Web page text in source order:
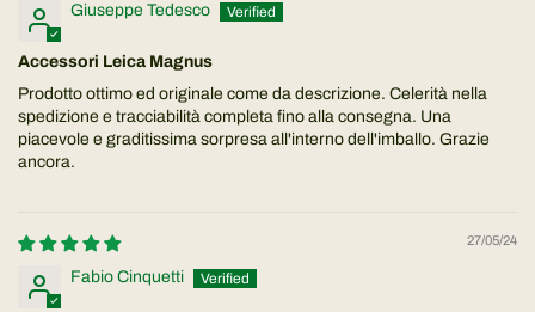
Giuseppe Tedesco
Accessori Leica Magnus
Prodotto ottimo ed originale come da descrizione. Celerità nella
spedizione e tracciabilità completa fino alla consegna. Una
piacevole e graditissima sorpresa all'interno dell'imballo. Grazie
ancora.
27/05/24
Fabio Cinquetti